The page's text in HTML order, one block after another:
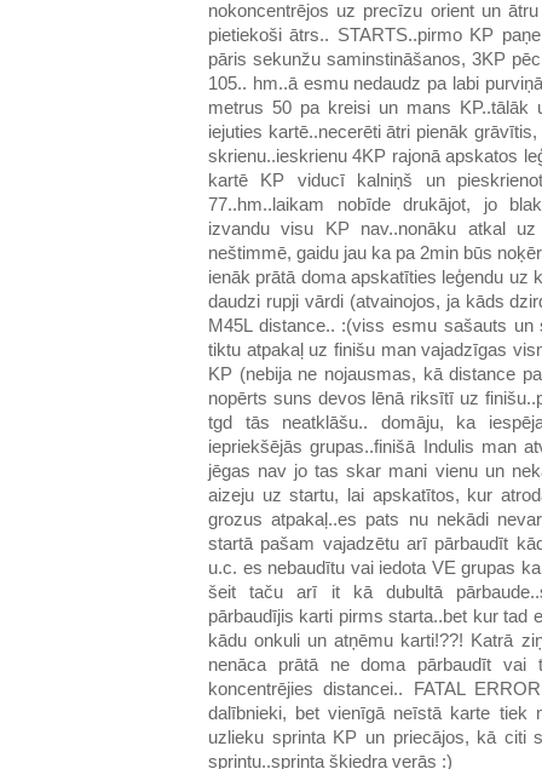
nokoncentrējos uz precīzu orient un
pietiekoši ātrs.. STARTS..pirmo KP
pāris sekunžu saminstināšanos, 3KP
105.. hm..ā esmu nedaudz pa labi
metrus 50 pa kreisi un mans
iejuties kartē..necerēti ātri pienāk
skrienu..ieskrienu 4KP rajonā apskatos
kartē KP viducī kalniņš un
77..hm..laikam nobīde drukājot, jo
izvandu visu KP nav..nonāku atkal
neštimmē, gaidu jau ka pa 2min būs
ienāk prātā doma apskatīties leģendu uz
daudzi rupji vārdi (atvainojos, ja kāds
M45L distance.. :(viss esmu sašauts
tiktu atpakaļ uz finišu man vajadzīgas
KP (nebija ne nojausmas, kā distance
nopērts suns devos lēnā riksītī uz
tgd tās neatklāšu.. domāju, ka
iepriekšējās grupas..finišā Indulis man
jēgas nav jo tas skar mani vienu un
aizeju uz startu, lai apskatītos, kur
grozus atpakaļ..es pats nu nekādi
startā pašam vajadzētu arī pārbaudīt
u.c. es nebaudītu vai iedota VE grupas
šeit taču arī it kā dubultā
pārbaudījis karti pirms starta..bet kur tad
kādu onkuli un atņēmu karti!??! Katrā
nenāca prātā ne doma pārbaudīt
koncentrējies distancei.. FATAL
dalībnieki, bet vienīgā neīstā karte tiek
uzlieku sprinta KP un priecājos, kā citi
sprintu..sprinta šķiedra verās :)